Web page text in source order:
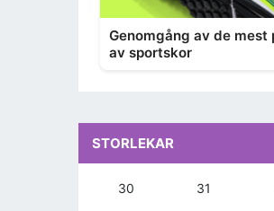
Genomgång av de mest
av sportskor
STORLEKAR
30 31